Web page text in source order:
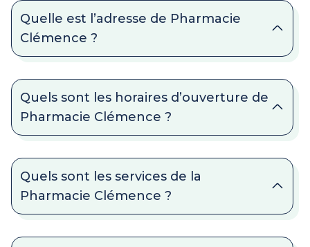
Quelle est l’adresse de Pharmacie
Clémence ?
Quels sont les horaires d’ouverture de
Pharmacie Clémence ?
Quels sont les services de la
Pharmacie Clémence ?